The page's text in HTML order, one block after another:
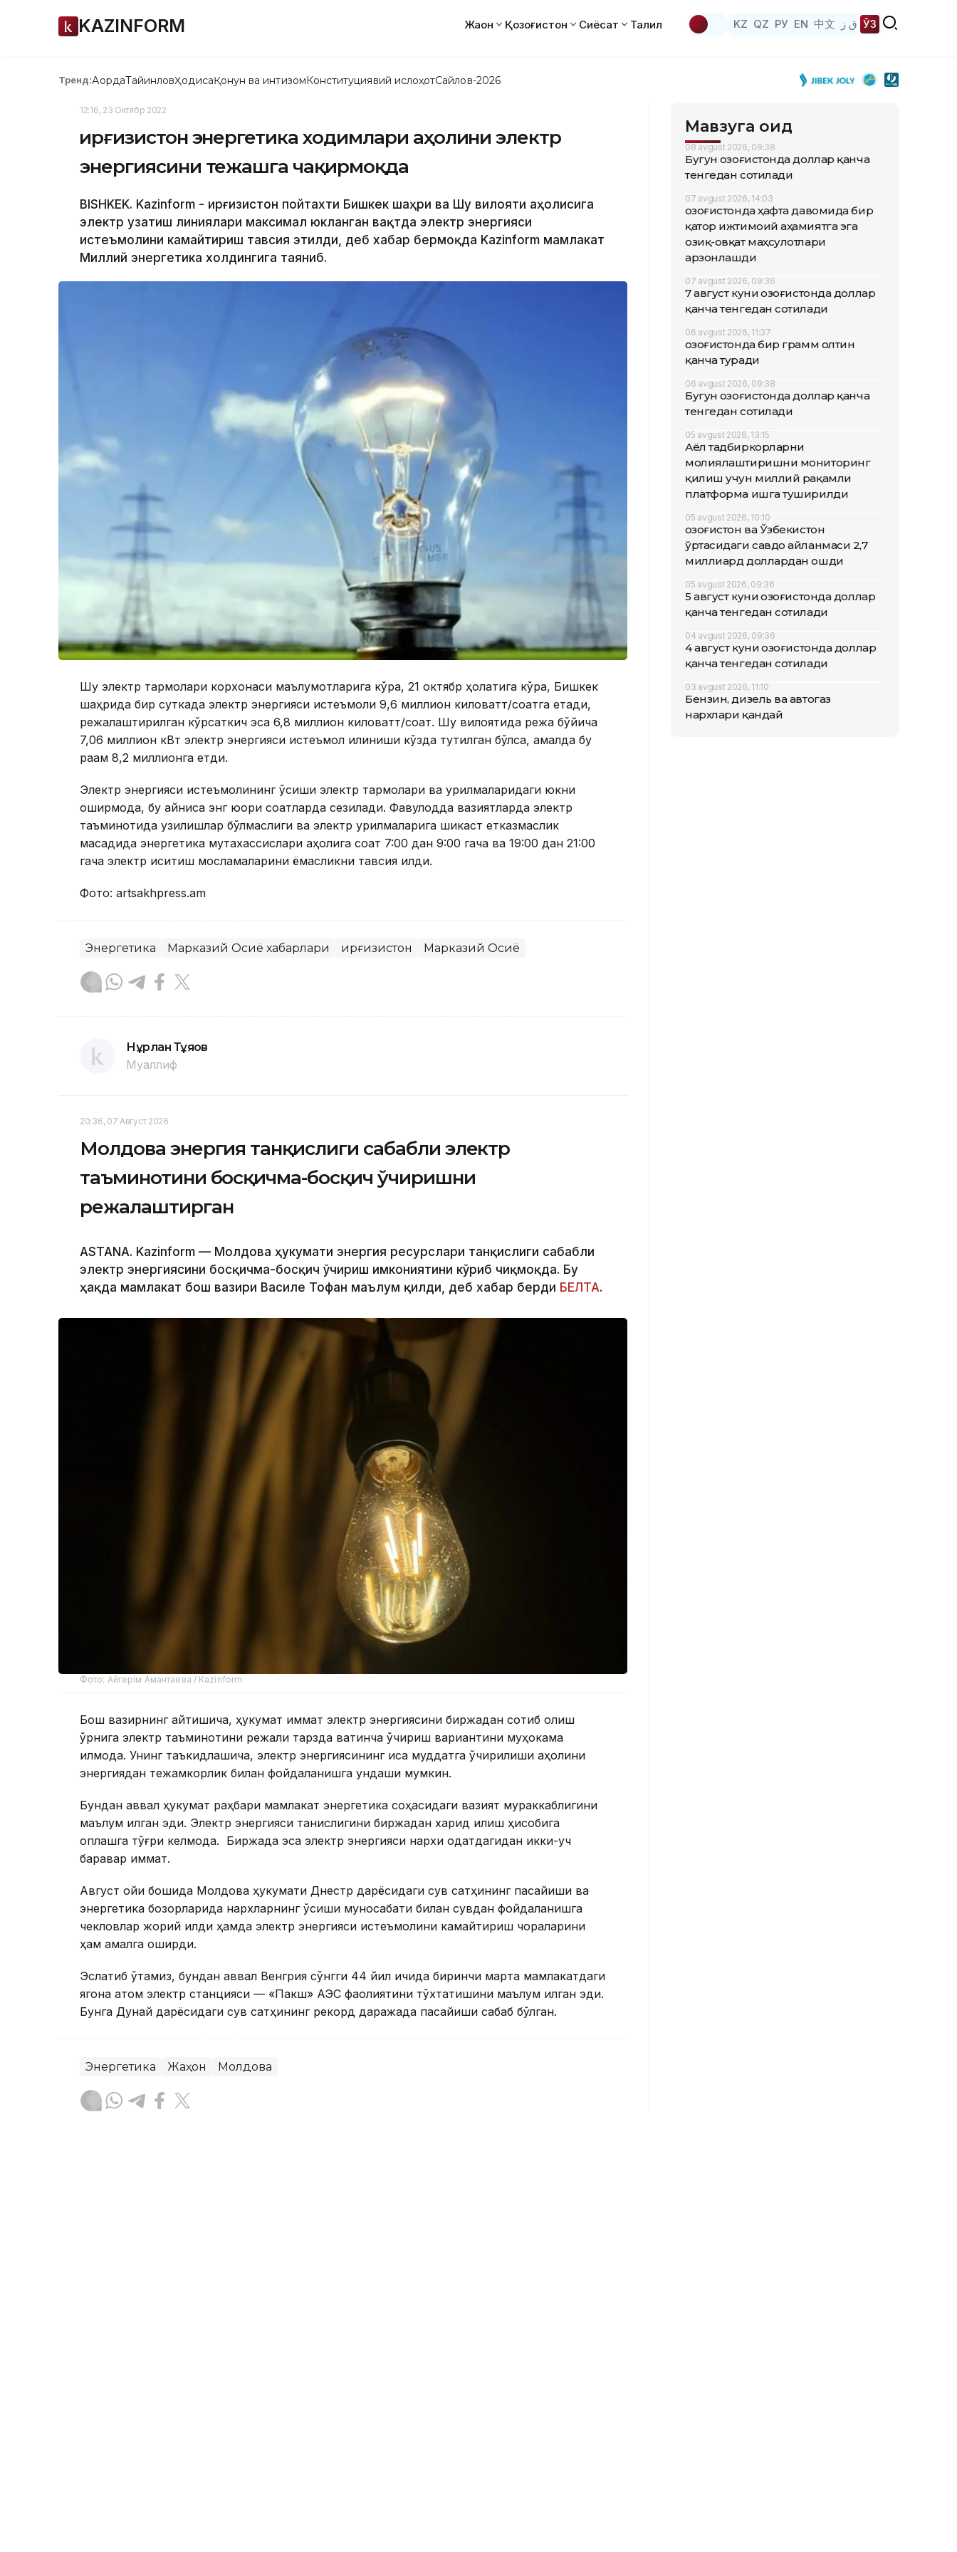
KAZINFORM Жаҳон Қозоғистон Сиёсат Таҳлил KZ QZ РУ EN 中文 ق ز ЎЗ
Тренд:АқордаТайинловҲодисаҚонун ва интизомКонституциявий ислоҳотСайлов-2026
12:16, 23 Октябр 2022
Қирғизистон энергетика ходимлари аҳолини электр
энергиясини тежашга чақирмоқда
BISHKEK. Kazinform - Қирғизистон пойтахти Бишкек шаҳри ва Шу вилояти аҳолисига
электр узатиш линиялари максимал юкланган вақтда электр энергияси
истеъмолини камайтириш тавсия этилди, деб хабар бермоқда Kazinform мамлакат
Миллий энергетика холдингига таяниб.
Шу электр тармоқлари корхонаси маълумотларига кўра, 21 октябр ҳолатига кўра, Бишкек
шаҳрида бир суткада электр энергияси истеъмоли 9,6 миллион киловатт/соатга етади,
режалаштирилган кўрсаткич эса 6,8 миллион киловатт/соат. Шу вилоятида режа бўйича
7,06 миллион кВт электр энергияси истеъмол қилиниши кўзда тутилган бўлса, амалда бу
рақам 8,2 миллионга етди.
Электр энергияси истеъмолининг ўсиши электр тармоқлари ва қурилмаларидаги юкни
оширмоқда, бу айниқса энг юқори соатларда сезилади. Фавқулодда вазиятларда электр
таъминотида узилишлар бўлмаслиги ва электр қурилмаларига шикаст етказмаслик
мақсадида энергетика мутахассислари аҳолига соат 7:00 дан 9:00 гача ва 19:00 дан 21:00
гача электр иситиш мосламаларини ёқмасликни тавсия қилди.
Фото: artsakhpress.am
Энергетика Марказий Осиё хабарлари Қирғизистон Марказий Осиё
Нұрлан Тұяқов
Муаллиф
20:36, 07 Август 2026
Молдова энергия танқислиги сабабли электр
таъминотини босқичма-босқич ўчиришни
режалаштирган
ASTANA. Kazinform — Молдова ҳукумати энергия ресурслари танқислиги сабабли
электр энергиясини босқичма-босқич ўчириш имкониятини кўриб чиқмоқда. Бу
ҳақда мамлакат бош вазири Василе Тофан маълум қилди, деб хабар берди БЕЛТА.
Фото: Айгерім Амантаева / Kazinform
Бош вазирнинг айтишича, ҳукумат қиммат электр энергиясини биржадан сотиб олиш
ўрнига электр таъминотини режали тарзда вақтинча ўчириш вариантини муҳокама
қилмоқда. Унинг таъкидлашича, электр энергиясининг қисқа муддатга ўчирилиши аҳолини
энергиядан тежамкорлик билан фойдаланишга ундаши мумкин.
Бундан аввал ҳукумат раҳбари мамлакат энергетика соҳасидаги вазият мураккаблигини
маълум қилган эди. Электр энергияси танқислигини биржадан харид қилиш ҳисобига
қоплашга тўғри келмоқда. Биржада эса электр энергияси нархи одатдагидан икки-уч
баравар қиммат.
Август ойи бошида Молдова ҳукумати Днестр дарёсидаги сув сатҳининг пасайиши ва
энергетика бозорларида нархларнинг ўсиши муносабати билан сувдан фойдаланишга
чекловлар жорий қилди ҳамда электр энергияси истеъмолини камайтириш чораларини
ҳам амалга оширди.
Эслатиб ўтамиз, бундан аввал Венгрия сўнгги 44 йил ичида биринчи марта мамлакатдаги
ягона атом электр станцияси — «Пакш» АЭС фаолиятини тўхтатишини маълум қилган эди.
Бунга Дунай дарёсидаги сув сатҳининг рекорд даражада пасайиши сабаб бўлган.
Энергетика Жаҳон Молдова
Мавзуга оид
08 avgust 2026, 09:38
Бугун Қозоғистонда доллар қанча
тенгедан сотилади
07 avgust 2026, 14:03
Қозоғистонда ҳафта давомида бир
қатор ижтимоий аҳамиятга эга
озиқ-овқат маҳсулотлари
арзонлашди
07 avgust 2026, 09:36
7 август куни Қозоғистонда доллар
қанча тенгедан сотилади
06 avgust 2026, 11:37
Қозоғистонда бир грамм олтин
қанча туради
06 avgust 2026, 09:38
Бугун Қозоғистонда доллар қанча
тенгедан сотилади
05 avgust 2026, 13:15
Аёл тадбиркорларни
молиялаштиришни мониторинг
қилиш учун миллий рақамли
платформа ишга туширилди
05 avgust 2026, 10:10
Қозоғистон ва Ўзбекистон
ўртасидаги савдо айланмаси 2,7
миллиард доллардан ошди
05 avgust 2026, 09:36
5 август куни Қозоғистонда доллар
қанча тенгедан сотилади
04 avgust 2026, 09:36
4 август куни Қозоғистонда доллар
қанча тенгедан сотилади
03 avgust 2026, 11:10
Бензин, дизель ва автогаз
нархлари қандай